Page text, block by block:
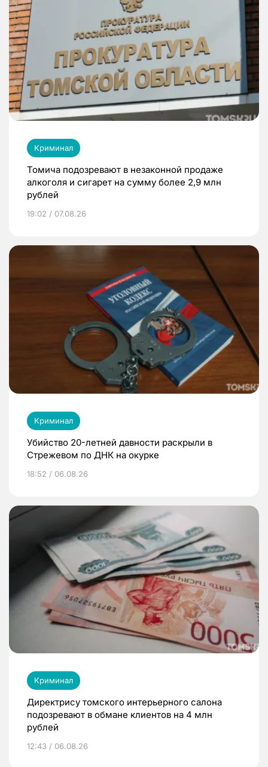
Криминал
Томича подозревают в незаконной продаже
алкоголя и сигарет на сумму более 2,9 млн
рублей
19:02 / 07.08.26
Криминал
Убийство 20-летней давности раскрыли в
Стрежевом по ДНК на окурке
18:52 / 06.08.26
Криминал
Директрису томского интерьерного салона
подозревают в обмане клиентов на 4 млн
рублей
12:43 / 06.08.26